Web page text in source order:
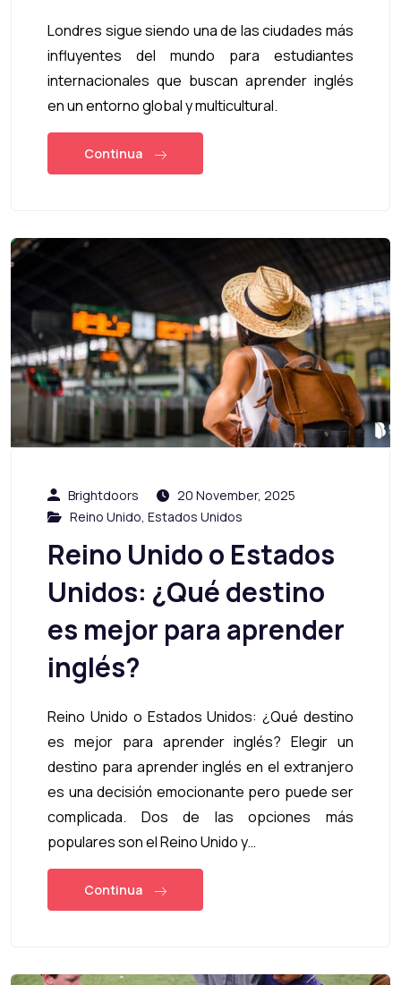
Londres sigue siendo una de las ciudades más
influyentes del mundo para estudiantes
internacionales que buscan aprender inglés
en un entorno global y multicultural.
Continua
Brightdoors
20 November, 2025
Reino Unido, Estados Unidos
Reino Unido o Estados
Unidos: ¿Qué destino
es mejor para aprender
inglés?
Reino Unido o Estados Unidos: ¿Qué destino
es mejor para aprender inglés? Elegir un
destino para aprender inglés en el extranjero
es una decisión emocionante pero puede ser
complicada. Dos de las opciones más
populares son el Reino Unido y…
Continua